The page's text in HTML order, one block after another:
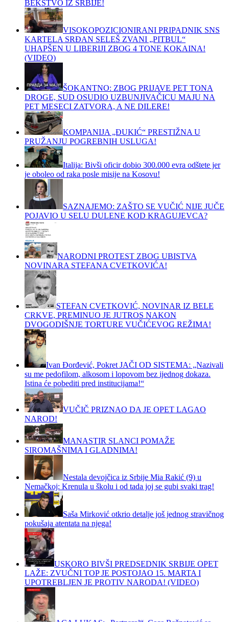
BEKSTVO IZ SRBIJE!
VISOKOPOZICIONIRANI PRIPADNIK SNS
KARTELA SRĐAN SELEŠ ZVANI „PITBUL“
UHAPŠEN U LIBERIJI ZBOG 4 TONE KOKAINA!
(VIDEO)
ŠOKANTNO: ZBOG PRIJAVE PET TONA
DROGE, SUD OSUDIO UZBUNJIVAČICU MAJU NA
PET MESECI ZATVORA, A NE DILERE!
KOMPANIJA „ĐUKIĆ“ PRESTIŽNA U
PRUŽANJU POGREBNIH USLUGA!
Italija: Bivši oficir dobio 300.000 evra odštete jer
je oboleo od raka posle misije na Kosovu!
SAZNAJEMO: ZAŠTO SE VUČIĆ NIJE JUČE
POJAVIO U SELU DULENE KOD KRAGUJEVCA?
NARODNI PROTEST ZBOG UBISTVA
NOVINARA STEFANA CVETKOVIĆA!
STEFAN CVETKOVIĆ, NOVINAR IZ BELE
CRKVE, PREMINUO JE JUTROS NAKON
DVOGODIŠNJE TORTURE VUČIĆEVOG REŽIMA!
Ivan Đorđević, Pokret JAČI OD SISTEMA: „Nazivali
su me pedofilom, alkosom i lopovom bez ijednog dokaza.
Istina će pobediti pred institucijama!“
VUČIČ PRIZNAO DA JE OPET LAGAO
NAROD!
MANASTIR SLANCI POMAŽE
SIROMAŠNIMA I GLADNIMA!
Nestala devojčica iz Srbije Mia Rakić (9) u
Nemačkoj: Krenula u školu i od tada joj se gubi svaki trag!
Saša Mirković otkrio detalje još jednog stravičnog
pokušaja atentata na njega!
USKORO BIVŠI PREDSEDNIK SRBIJE OPET
LAŽE: ZVUČNI TOP JE POSTOJAO 15. MARTA I
UPOTREBLJEN JE PROTIV NARODA! (VIDEO)